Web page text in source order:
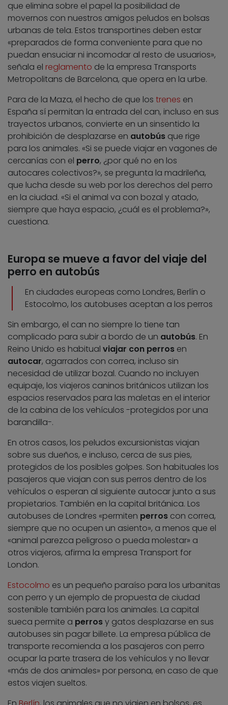
que elimina sobre el papel la posibilidad de
movernos con nuestros amigos peludos en bolsas
urbanas de tela. Estos transportines deben estar
«preparados de forma conveniente para que no
puedan ensuciar ni incomodar al resto de usuarios»,
señala el reglamento de la empresa Transports
Metropolitans de Barcelona, que opera en la urbe.
Para de la Maza, el hecho de que los trenes en
España sí permitan la entrada del can, incluso en sus
trayectos urbanos, convierte en un sinsentido la
prohibición de desplazarse en autobús que rige
para los animales. «Si se puede viajar en vagones de
cercanías con el perro, ¿por qué no en los
autocares colectivos?», se pregunta la madrileña,
que lucha desde su web por los derechos del perro
en la ciudad. «Si el animal va con bozal y atado,
siempre que haya espacio, ¿cuál es el problema?»,
cuestiona.
Europa se mueve a favor del viaje del
perro en autobús
En ciudades europeas como Londres, Berlín o
Estocolmo, los autobuses aceptan a los perros
Sin embargo, el can no siempre lo tiene tan
complicado para subir a bordo de un autobús. En
Reino Unido es habitual viajar con perros en
autocar, agarrados con correa, incluso sin
necesidad de utilizar bozal. Cuando no incluyen
equipaje, los viajeros caninos británicos utilizan los
espacios reservados para las maletas en el interior
de la cabina de los vehículos -protegidos por una
barandilla-.
En otros casos, los peludos excursionistas viajan
sobre sus dueños, e incluso, cerca de sus pies,
protegidos de los posibles golpes. Son habituales los
pasajeros que viajan con sus perros dentro de los
vehículos o esperan al siguiente autocar junto a sus
propietarios. También en la capital británica. Los
autobuses de Londres «permiten perros con correa,
siempre que no ocupen un asiento», a menos que el
«animal parezca peligroso o pueda molestar» a
otros viajeros, afirma la empresa Transport for
London.
Estocolmo es un pequeño paraíso para los urbanitas
con perro y un ejemplo de propuesta de ciudad
sostenible también para los animales. La capital
sueca permite a perrosy gatos desplazarse en sus
autobuses sin pagar billete. La empresa pública de
transporte recomienda a los pasajeros con perro
ocupar la parte trasera de los vehículos y no llevar
«más de dos animales» por persona, en caso de que
estos viajen sueltos.